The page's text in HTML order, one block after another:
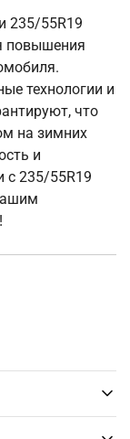
235/55R19
повышения
технологии и
что
на зимних
и
с 235/55R19